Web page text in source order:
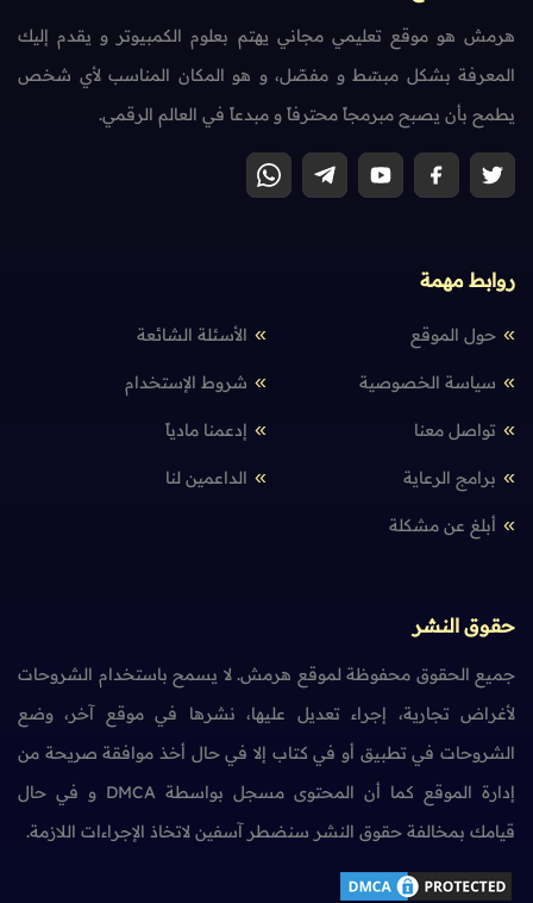
هرمش هو موقع تعليمي مجاني يهتم بعلوم الكمبيوتر و يقدم إليك
المعرفة بشكل مبسّط و مفصّل، و هو المكان المناسب لأي شخص
يطمح بأن يصبح مبرمجاً محترفاً و مبدعاً في العالم الرقمي.
روابط مهمة
حول الموقع الأسئلة الشائعة
سياسة الخصوصية شروط الإستخدام
تواصل معنا إدعمنا مادياً
برامج الرعاية الداعمين لنا
أبلغ عن مشكلة
حقوق النشر
جميع الحقوق محفوظة لموقع هرمش. لا يسمح باستخدام الشروحات
لأغراض تجارية، إجراء تعديل عليها، نشرها في موقع آخر، وضع
الشروحات في تطبيق أو في كتاب إلا في حال أخذ موافقة صريحة من
إدارة الموقع كما أن المحتوى مسجل بواسطة DMCA و في حال
قيامك بمخالفة حقوق النشر سنضطر آسفين لاتخاذ الإجراءات اللازمة.